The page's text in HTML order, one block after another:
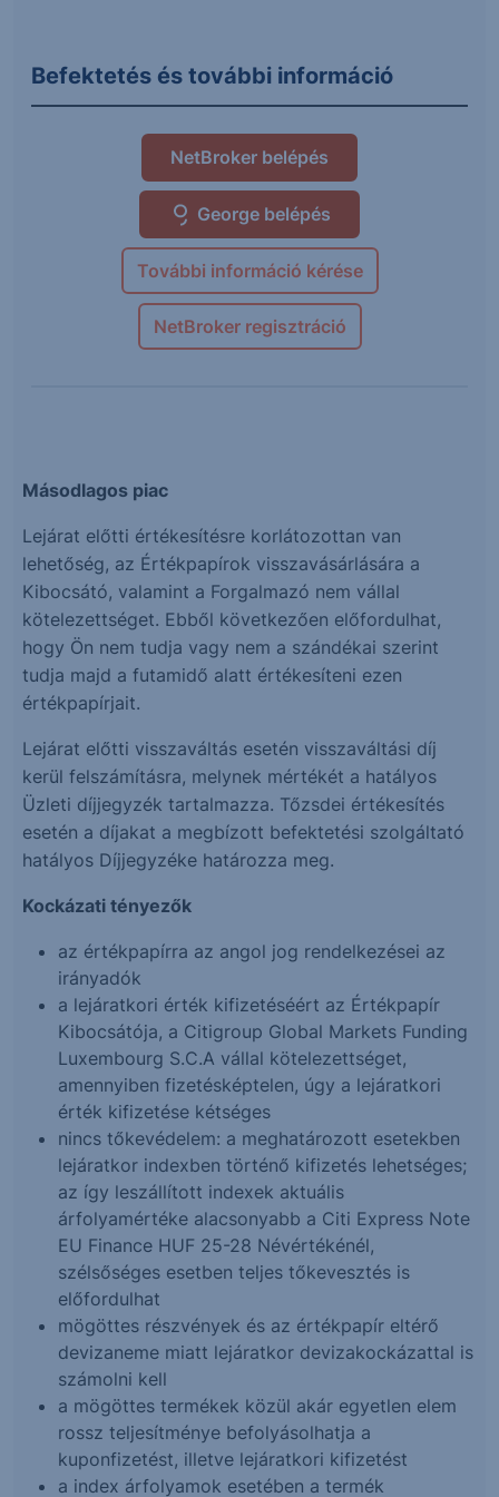
Befektetés és további információ
NetBroker belépés
George belépés
További információ kérése
NetBroker regisztráció
Másodlagos piac
Lejárat előtti értékesítésre korlátozottan van
lehetőség, az Értékpapírok visszavásárlására a
Kibocsátó, valamint a Forgalmazó nem vállal
kötelezettséget. Ebből következően előfordulhat,
hogy Ön nem tudja vagy nem a szándékai szerint
tudja majd a futamidő alatt értékesíteni ezen
értékpapírjait.
Lejárat előtti visszaváltás esetén visszaváltási díj
kerül felszámításra, melynek mértékét a hatályos
Üzleti díjjegyzék tartalmazza. Tőzsdei értékesítés
esetén a díjakat a megbízott befektetési szolgáltató
hatályos Díjjegyzéke határozza meg.
Kockázati tényezők
az értékpapírra az angol jog rendelkezései az
irányadók
a lejáratkori érték kifizetéséért az Értékpapír
Kibocsátója, a Citigroup Global Markets Funding
Luxembourg S.C.A vállal kötelezettséget,
amennyiben fizetésképtelen, úgy a lejáratkori
érték kifizetése kétséges
nincs tőkevédelem: a meghatározott esetekben
lejáratkor indexben történő kifizetés lehetséges;
az így leszállított indexek aktuális
árfolyamértéke alacsonyabb a Citi Express Note
EU Finance HUF 25-28 Névértékénél,
szélsőséges esetben teljes tőkevesztés is
előfordulhat
mögöttes részvények és az értékpapír eltérő
devizaneme miatt lejáratkor devizakockázattal is
számolni kell
a mögöttes termékek közül akár egyetlen elem
rossz teljesítménye befolyásolhatja a
kuponfizetést, illetve lejáratkori kifizetést
a index árfolyamok esetében a termék